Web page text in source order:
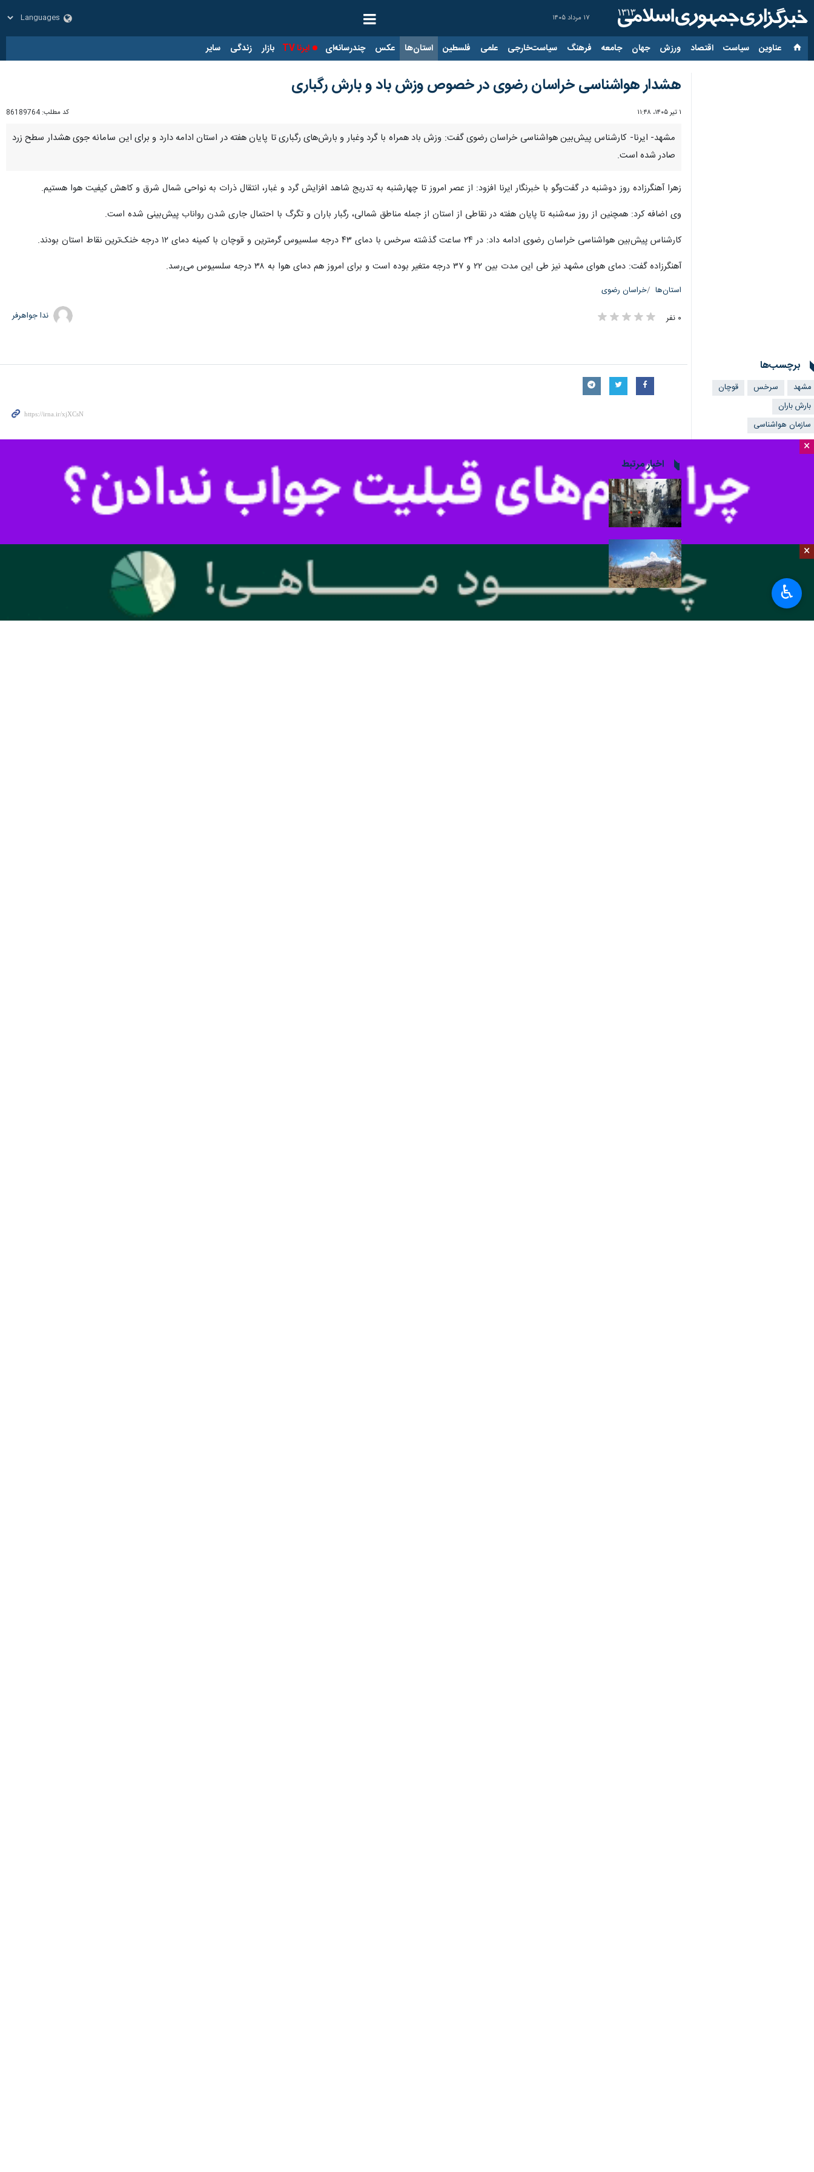
۱۷ مرداد ۱۴۰۵
عناوین‌ سیاست اقتصاد ورزش جهان جامعه فرهنگ سیاست‌خارجی علمی فلسطین استان‌ها عکس چندرسانه‌ای ایرنا TV بازار زندگی سایر
×
×
هشدار هواشناسی خراسان رضوی در خصوص وزش باد و بارش رگباری
۱ تیر ۱۴۰۵، ۱۱:۴۸ کد مطلب: 86189764
مشهد- ایرنا- کارشناس پیش‌بین هواشناسی خراسان رضوی گفت: وزش باد همراه با گرد وغبار و بارش‌های رگباری تا پایان هفته در استان ادامه دارد و برای این سامانه جوی هشدار سطح زرد
صادر شده است.
زهرا آهنگرزاده روز دوشنبه در گفت‌وگو با خبرنگار ایرنا افزود: از عصر امروز تا چهارشنبه به تدریج شاهد افزایش گرد و غبار، انتقال ذرات به نواحی شمال شرق و کاهش کیفیت هوا هستیم.
وی اضافه کرد: همچنین از روز سه‌شنبه تا پایان هفته در نقاطی از استان از جمله مناطق شمالی، رگبار باران و تگرگ با احتمال جاری شدن رواناب پیش‌بینی شده است.
کارشناس پیش‌بین هواشناسی خراسان رضوی ادامه داد: در ۲۴ ساعت گذشته سرخس با دمای ۴۳ درجه سلسیوس گرمترین و قوچان با کمینه دمای ۱۲ درجه خنک‌ترین نقاط استان بودند.
آهنگرزاده گفت: دمای هوای مشهد نیز طی این مدت بین ۲۲ و ۳۷ درجه متغیر بوده است و برای امروز هم دمای هوا به ۳۸ درجه سلسیوس می‌رسد.
استان‌ها خراسان رضوی
۰ نفر ندا جواهرفر
برچسب‌ها
مشهد سرخس
قوچان
بارش باران
سازمان هواشناسی
اخبار مرتبط
بارش‌های رگباری خراسان رضوی را فرا می‌گیرد
مشهد - ایرنا - کارشناس پیش‌بین هواشناسی خراسان رضوی گفت: سامانه بارشی از فردا ۱۱ خردادماه وارد…
مشهد- ایرنا- کارشناس پیش‌بینی هواشناسی خراسان رضوی گفت: روند افزایش دمای روزانه در استان از…
♿︎